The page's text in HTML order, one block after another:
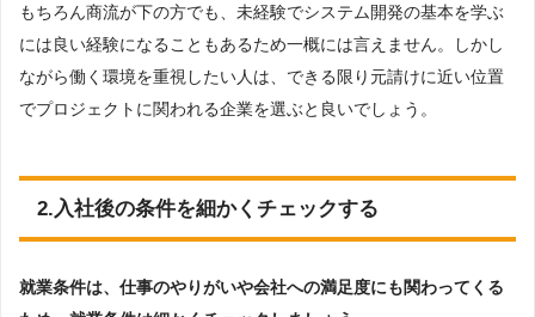
もちろん商流が下の方でも、未経験でシステム開発の基本を学ぶ
には良い経験になることもあるため一概には言えません。しかし
ながら働く環境を重視したい人は、できる限り元請けに近い位置
でプロジェクトに関われる企業を選ぶと良いでしょう。
2.入社後の条件を細かくチェックする
就業条件は、仕事のやりがいや会社への満足度にも関わってくる